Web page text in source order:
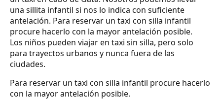
una sillita infantil si nos lo indica con suficiente
antelación. Para reservar un taxi con silla infantil
procure hacerlo con la mayor antelación posible.
Los niños pueden viajar en taxi sin silla, pero solo
para trayectos urbanos y nunca fuera de las
ciudades.
Para reservar un taxi con silla infantil procure hacerlo
con la mayor antelación posible.